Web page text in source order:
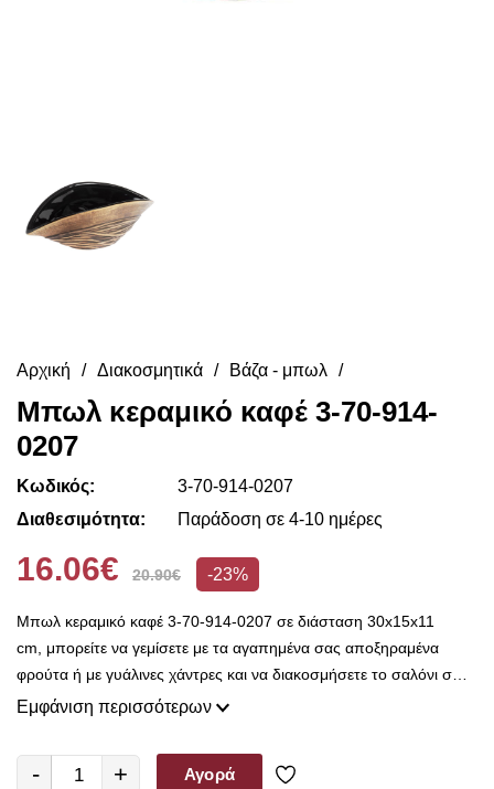
Αρχική Διακοσμητικά Βάζα - μπωλ
Μπωλ κεραμικό καφέ 3-70-914-
0207
Κωδικός:
3-70-914-0207
Διαθεσιμότητα:
Παράδοση σε 4-10 ημέρες
16.06€ 20.90€ -23%
Μπωλ κεραμικό καφέ 3-70-914-0207 σε διάσταση 30x15x11
cm, μπορείτε να γεμίσετε με τα αγαπημένα σας αποξηραμένα
φρούτα ή με γυάλινες χάντρες και να διακοσμήσετε το σαλόνι σας
ή όποιον άλλον χώρο επιθυμείτε. Το Decorama Home με χιλιάδες
να μετατρέψει το σπίτι σας σε προσωπικό βασίλειο.
Εμφάνιση περισσότερων
- + Αγορά